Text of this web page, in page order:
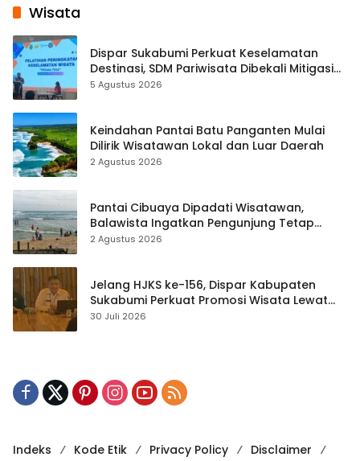
Wisata
Dispar Sukabumi Perkuat Keselamatan
Destinasi, SDM Pariwisata Dibekali Mitigasi
hingga Teknik Evakuasi
5 Agustus 2026
Keindahan Pantai Batu Panganten Mulai
Dilirik Wisatawan Lokal dan Luar Daerah
2 Agustus 2026
Pantai Cibuaya Dipadati Wisatawan,
Balawista Ingatkan Pengunjung Tetap
Waspada
2 Agustus 2026
Jelang HJKS ke-156, Dispar Kabupaten
Sukabumi Perkuat Promosi Wisata Lewat
Publikasi Digital
30 Juli 2026
Indeks Kode Etik Privacy Policy
Disclaimer